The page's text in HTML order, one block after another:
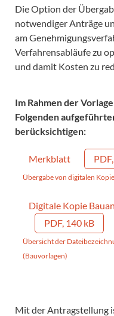
Die Option der
notwendiger Anträge
am
Verfahrensabläufe zu
und damit Kosten zu
Im Rahmen der
Folgenden
berücksichtigen:
Merkblatt
Übergabe von digitalen
Digitale Kopie
PDF, 140 kB
Übersicht der
(Bauvorlagen)
Mit der Antragstellung